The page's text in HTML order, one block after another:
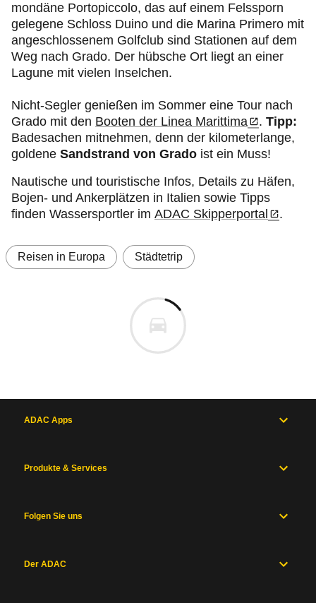
mondäne Portopiccolo, das auf einem Felssporn
gelegene Schloss Duino und die Marina Primero mit
angeschlossenem Golfclub sind Stationen auf dem
Weg nach Grado. Der hübsche Ort liegt an einer
Lagune mit vielen Inselchen.
Nicht-Segler genießen im Sommer eine Tour nach
Grado mit den Booten der Linea Marittima . Tipp:
Badesachen mitnehmen, denn der kilometerlange,
goldene Sandstrand von Grado ist ein Muss!
Nautische und touristische Infos, Details zu Häfen,
Bojen- und Ankerplätzen in Italien sowie Tipps
finden Wassersportler im ADAC Skipperportal .
Reisen in Europa Städtetrip
ADAC Apps
Produkte & Services
Folgen Sie uns
Der ADAC